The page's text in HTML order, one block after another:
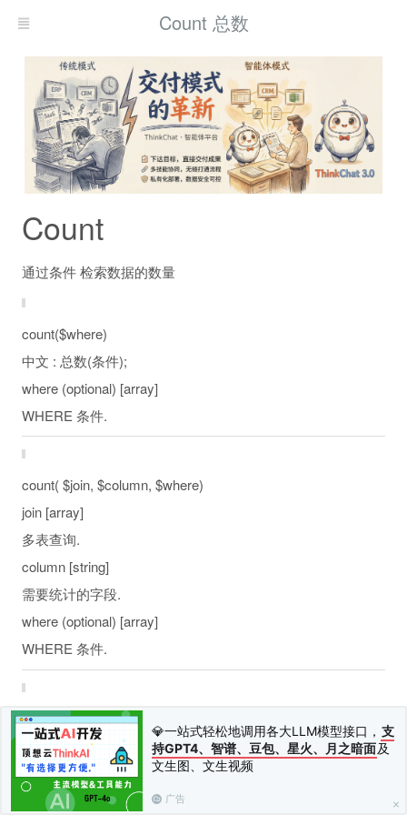
💎一站式轻松地调用各大LLM模型接口， 支
持GPT4、智谱、豆包、星火、月之暗面及
文生图、文生视频
广告
Count 总数
Count
通过条件 检索数据的数量
count($where)
中文 : 总数(条件);
where (optional) [array]
WHERE 条件.
count( $join, $column, $where)
join [array]
多表查询.
column [string]
需要统计的字段.
where (optional) [array]
WHERE 条件.
Return: [number] 行的数量.
返回的是数字类型.
$User = S( "User");